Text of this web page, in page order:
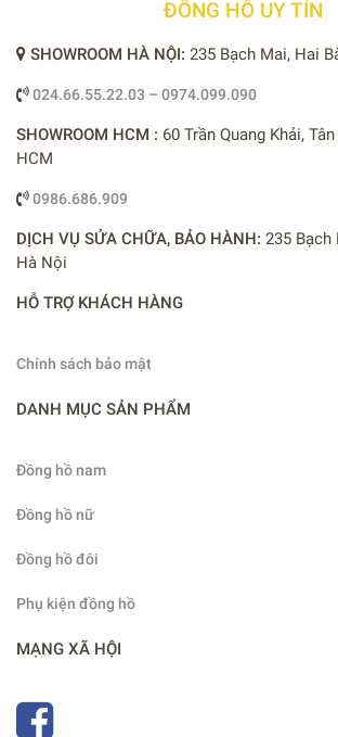
ĐỒNG HỒ UY TÍN
SHOWROOM HÀ NỘI: 235 Bạch Mai, Hai
024.66.55.22.03 – 0974.099.090
SHOWROOM HCM : 60 Trần Quang Khải,
HCM
0986.686.909
DỊCH VỤ SỬA CHỮA, BẢO HÀNH: 235 Bạch
Hà Nội
HỖ TRỢ KHÁCH HÀNG
Chính sách bảo mật
DANH MỤC SẢN PHẨM
Đồng hồ nam
Đồng hồ nữ
Đồng hồ đôi
Phụ kiện đồng hồ
MẠNG XÃ HỘI